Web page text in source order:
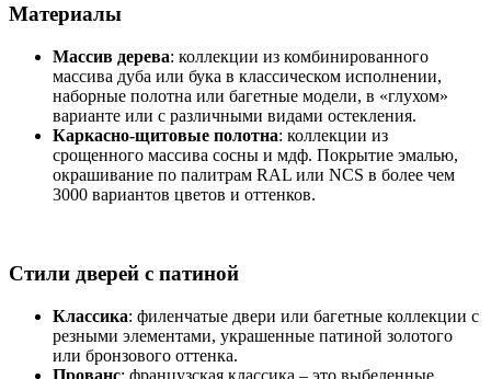
Материалы
Массив дерева: коллекции из комбинированного
массива дуба или бука в классическом исполнении,
наборные полотна или багетные модели, в «глухом»
варианте или с различными видами остекления.
Каркасно-щитовые полотна: коллекции из
срощенного массива сосны и мдф. Покрытие эмалью,
окрашивание по палитрам RAL или NCS в более чем
3000 вариантов цветов и оттенков.
Стили дверей с патиной
Классика: филенчатые двери или багетные коллекции с
резными элементами, украшенные патиной золотого
или бронзового оттенка.
Прованс: французская классика – это выбеленные